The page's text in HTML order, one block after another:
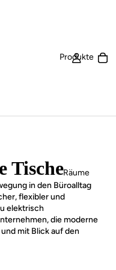
Produkte
Räume
Tische
in den Büroalltag
flexibler und
elektrisch
die moderne
mit Blick auf den